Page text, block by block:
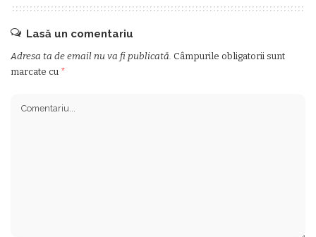
Lasă un comentariu
Adresa ta de email nu va fi publicată. Câmpurile obligatorii sunt
marcate cu *